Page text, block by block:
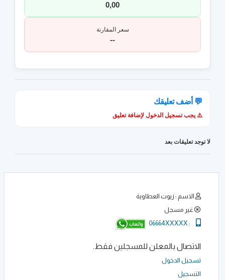
0,00
سعر المقارنة
--
💬 أضف تعليقك
⚠️ يجب تسجيل الدخول لإضافة تعليق
لا توجد تعليقات بعد
الاسم : زيوت العطاوية
غير مسجل
:
06664XXXXX
الاتصال بالمعلن للمسجلين فقط.
تسجيل الدخول
التسجيل